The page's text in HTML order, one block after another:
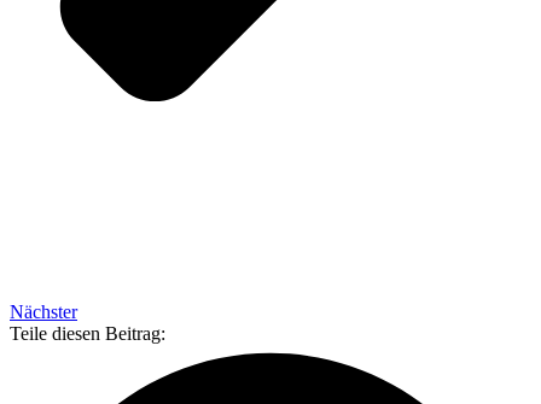
Nächster
Teile diesen Beitrag: